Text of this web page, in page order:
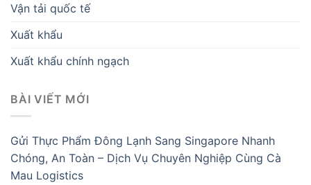
Vận tải quốc tế
Xuất khẩu
Xuất khẩu chính ngạch
BÀI VIẾT MỚI
Gửi Thực Phẩm Đông Lạnh Sang Singapore Nhanh
Chóng, An Toàn – Dịch Vụ Chuyên Nghiệp Cùng Cà
Mau Logistics